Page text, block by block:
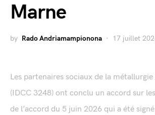
Marne
by Rado Andriamampionona 17 juillet
Les partenaires sociaux de la
(IDCC 3248) ont conclu un accord sur
de l’accord du 5 juin 2026 qui a été